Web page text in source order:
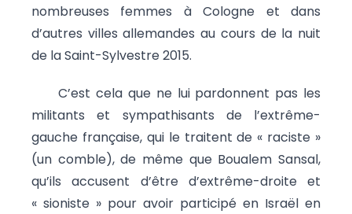
nombreuses femmes à Cologne et dans
d’autres villes allemandes au cours de la nuit
de la Saint-Sylvestre 2015.
C’est cela que ne lui pardonnent pas les
militants et sympathisants de l’extrême-
gauche française, qui le traitent de « raciste »
(un comble), de même que Boualem Sansal,
qu’ils accusent d’être d’extrême-droite et
« sioniste » pour avoir participé en Israël en